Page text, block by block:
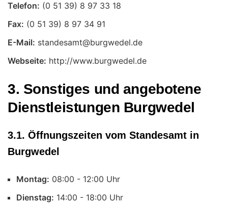
Telefon:
Fax:
E-Mail:
Webseite: http://www.burgwedel.de
3. Sonstiges und angebotene
Dienstleistungen Burgwedel
3.1. Öffnungszeiten vom Standesamt in
Burgwedel
Montag:
Uhr
Dienstag:
Uhr